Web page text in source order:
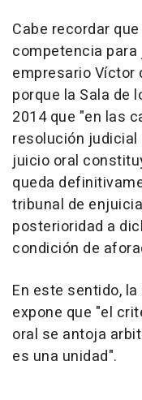
Cabe recordar
competencia para
empresario Víctor
porque la Sala de
2014 que "en las
resolución judicial
juicio oral
queda
tribunal de
posterioridad a
condición de
En este sentido,
expone que "el
oral se antoja
es una unidad".